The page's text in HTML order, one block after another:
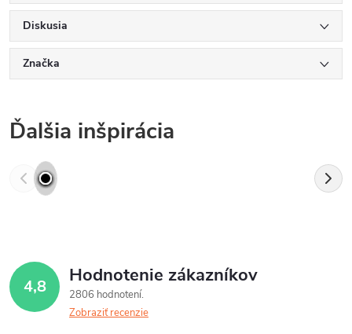
Diskusia
Značka
Ďalšia inšpirácia
4,8 Hodnotenie zákazníkov
2806 hodnotení
Zobraziť recenzie